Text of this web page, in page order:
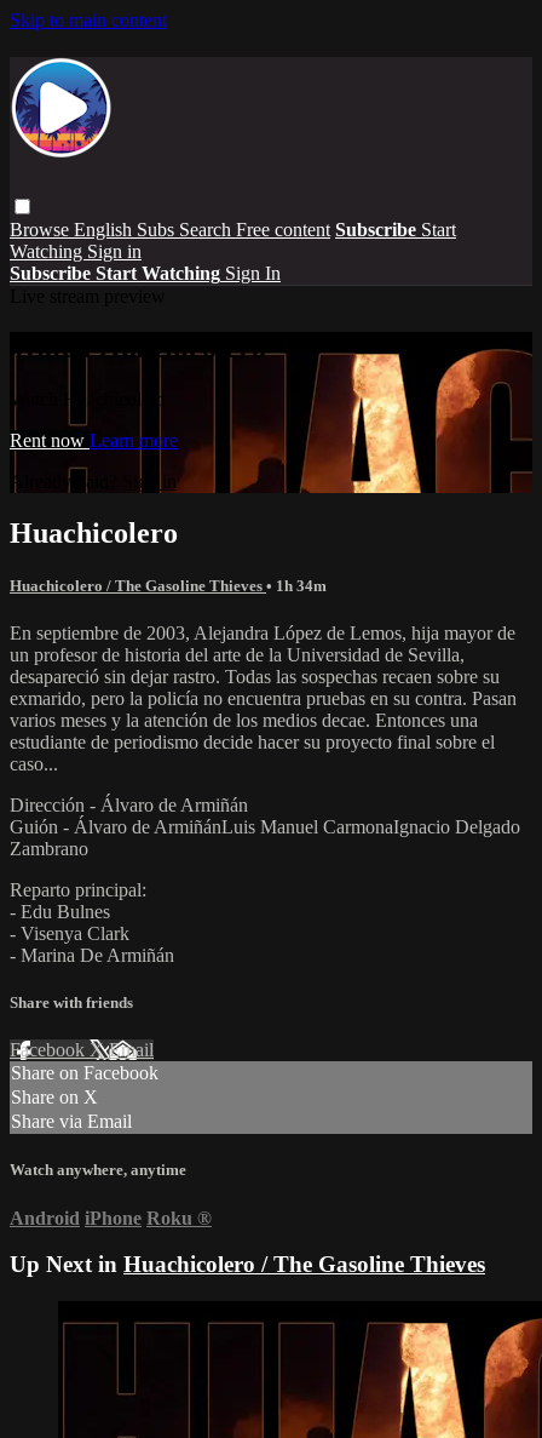
Skip to main content
Browse English Subs Search Free content Subscribe Start
Watching Sign in
Subscribe Start Watching Sign In
Watch Huachicolero
Watch Huachicolero
Rent now Learn more
Already paid?
Sign in
Huachicolero
Huachicolero / The Gasoline Thieves • 1h 34m
En septiembre de 2003, Alejandra López de Lemos, hija mayor de
un profesor de historia del arte de la Universidad de Sevilla,
desapareció sin dejar rastro. Todas las sospechas recaen sobre su
exmarido, pero la policía no encuentra pruebas en su contra. Pasan
varios meses y la atención de los medios decae. Entonces una
estudiante de periodismo decide hacer su proyecto final sobre el
caso...
Dirección - Álvaro de Armiñán
Guión - Álvaro de ArmiñánLuis Manuel CarmonaIgnacio Delgado
Zambrano
Reparto principal:
- Edu Bulnes
- Visenya Clark
- Marina De Armiñán
Share with friends
Facebook XEmail
Share on Facebook
Share on X
Share via Email
Watch anywhere, anytime
Android iPhone Roku ®
Up Next in Huachicolero / The Gasoline Thieves